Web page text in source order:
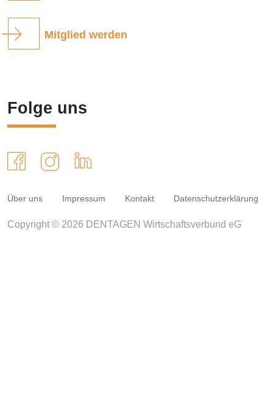
Mitglied werden
Folge uns
Über uns Impressum Kontakt Datenschutzerklärung
Copyright © 2026 DENTAGEN Wirtschaftsverbund eG